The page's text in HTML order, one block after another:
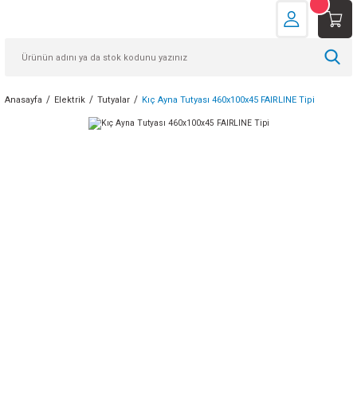
Anasayfa Elektrik Tutyalar Kıç Ayna Tutyası 460x100x45 FAIRLINE Tipi